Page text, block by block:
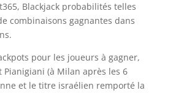
Blackjack probabilités telles
combinaisons gagnantes dans
pour les joueurs à gagner,
Pianigiani (à Milan après les 6
et le titre israélien remporté la